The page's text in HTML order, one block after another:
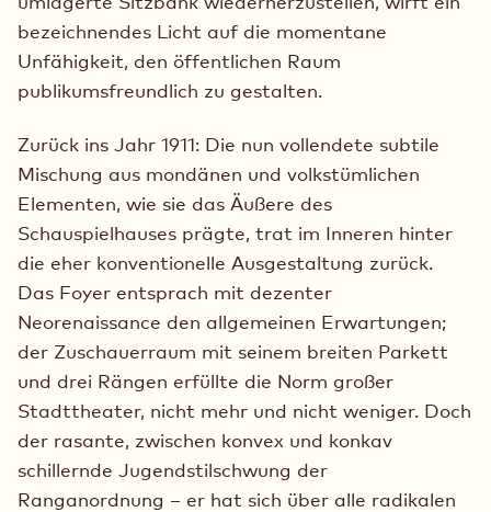
bezeichnendes Licht auf die momentane
Unfähigkeit, den öffentlichen Raum
publikumsfreundlich zu gestalten.
Zurück ins Jahr 1911: Die nun vollendete subtile
Mischung aus mondänen und volkstümlichen
Elementen, wie sie das Äußere des
Schauspielhauses prägte, trat im Inneren hinter
die eher konventionelle Ausgestaltung zurück.
Das Foyer entsprach mit dezenter
Neorenaissance den allgemeinen Erwartungen;
der Zuschauerraum mit seinem breiten Parkett
und drei Rängen erfüllte die Norm großer
Stadttheater, nicht mehr und nicht weniger. Doch
der rasante, zwischen konvex und konkav
schillernde Jugendstilschwung der
Ranganordnung – er hat sich über alle radikalen